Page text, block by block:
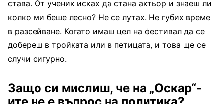
става. От ученик исках да стана актьор и знаеш ли
колко ми беше лесно? Не се лутах. Не губих време
в разсейване. Когато имаш цел на фестивал да се
добереш в тройката или в петицата, и това ще се
случи сигурно.
Защо си мислиш, че на „Оскар“-